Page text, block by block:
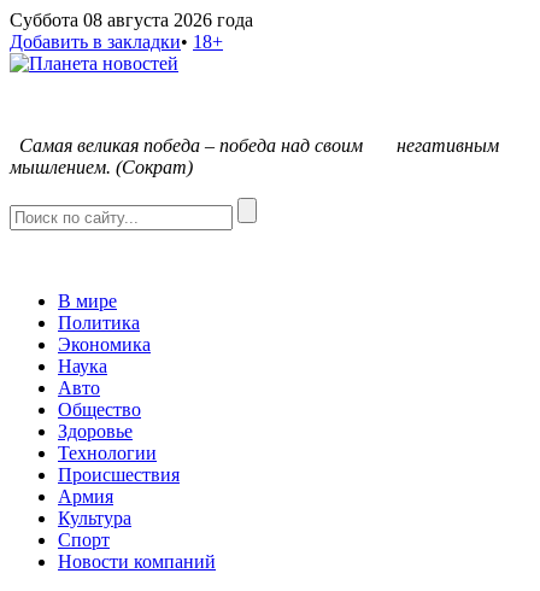
Суббота 08 августа 2026 года
Добавить в закладки• 18+
Самая великая победа – победа над своим негативным
мышлением. (Сократ)
В мире
Политика
Экономика
Наука
Авто
Общество
Здоровье
Технологии
Происшествия
Армия
Культура
Спорт
Новости компаний